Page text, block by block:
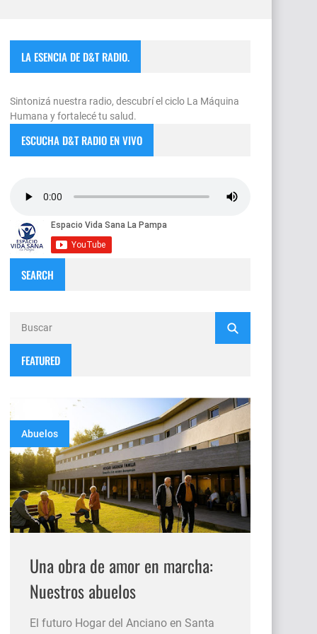
LA ESENCIA DE D&T RADIO.
Sintonizá nuestra radio, descubrí el ciclo La Máquina
Humana y fortalecé tu salud.
ESCUCHA D&T RADIO EN VIVO
SEARCH
FEATURED
Abuelos
Una obra de amor en marcha:
Nuestros abuelos
El futuro Hogar del Anciano en Santa